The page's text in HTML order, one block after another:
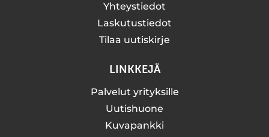
Yhteystiedot
Laskutustiedot
Tilaa uutiskirje
LINKKEJÄ
Palvelut yrityksille
Uutishuone
Kuvapankki